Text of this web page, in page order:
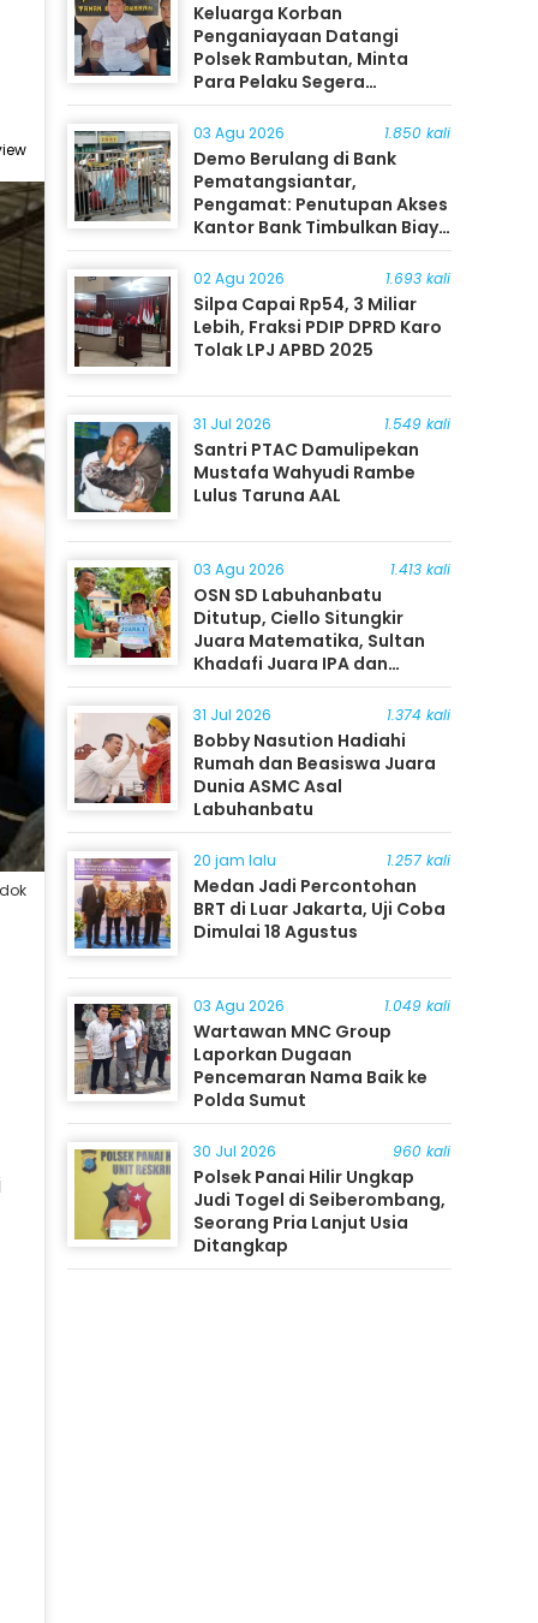
Keluarga Korban
Penganiayaan Datangi
Polsek Rambutan, Minta
Para Pelaku Segera
Ditangkap
03 Agu 2026 1.850 kali
Demo Berulang di Bank
Pematangsiantar,
Pengamat: Penutupan Akses
Kantor Bank Timbulkan Biaya
Ekonomi bagi Masyarakat
02 Agu 2026 1.693 kali
Silpa Capai Rp54, 3 Miliar
Lebih, Fraksi PDIP DPRD Karo
Tolak LPJ APBD 2025
31 Jul 2026 1.549 kali
Santri PTAC Damulipekan
Mustafa Wahyudi Rambe
Lulus Taruna AAL
03 Agu 2026 1.413 kali
OSN SD Labuhanbatu
Ditutup, Ciello Situngkir
Juara Matematika, Sultan
Khadafi Juara IPA dan
Timothy Rangkuti Juara IPS
31 Jul 2026 1.374 kali
Bobby Nasution Hadiahi
Rumah dan Beasiswa Juara
Dunia ASMC Asal
Labuhanbatu
20 jam lalu 1.257 kali
Medan Jadi Percontohan
BRT di Luar Jakarta, Uji Coba
Dimulai 18 Agustus
03 Agu 2026 1.049 kali
Wartawan MNC Group
Laporkan Dugaan
Pencemaran Nama Baik ke
Polda Sumut
30 Jul 2026 960 kali
Polsek Panai Hilir Ungkap
Judi Togel di Seiberombang,
Seorang Pria Lanjut Usia
Ditangkap